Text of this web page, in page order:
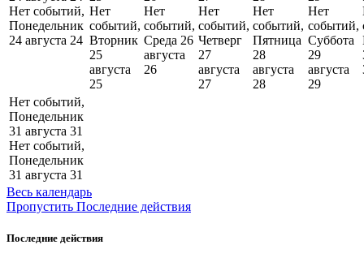
Нет событий,
Понедельник
24 августа 24
Нет
событий,
Вторник
25
августа
25
Нет
событий,
Среда 26
августа
26
Нет
событий,
Четверг
27
августа
27
Нет
событий,
Пятница
28
августа
28
Нет
событий,
Суббота
29
августа
29
Нет событий,
Понедельник
31 августа 31
Нет событий,
Понедельник
31 августа 31
Весь календарь
Пропустить Последние действия
Последние действия